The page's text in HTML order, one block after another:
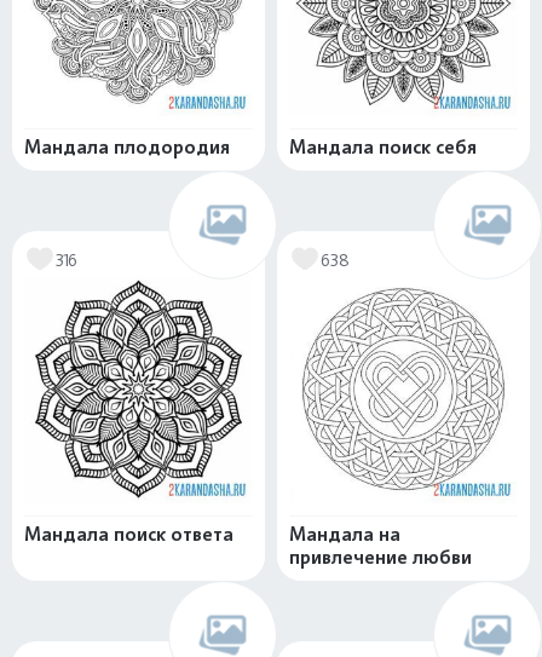
Мандала плодородия Мандала поиск себя
316
Мандала поиск ответа
638
Мандала на
привлечение любви